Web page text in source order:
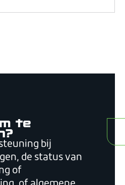
te
bij
de status van
of